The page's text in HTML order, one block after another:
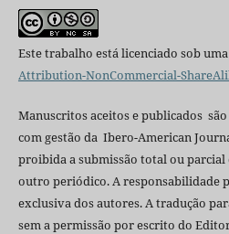
Este trabalho está licenciado sob
Attribution-NonCommercial-
Manuscritos aceitos e publicados
com gestão da Ibero-American
proibida a submissão total ou
outro periódico. A responsabilidade
exclusiva dos autores. A tradução
sem a permissão por escrito do